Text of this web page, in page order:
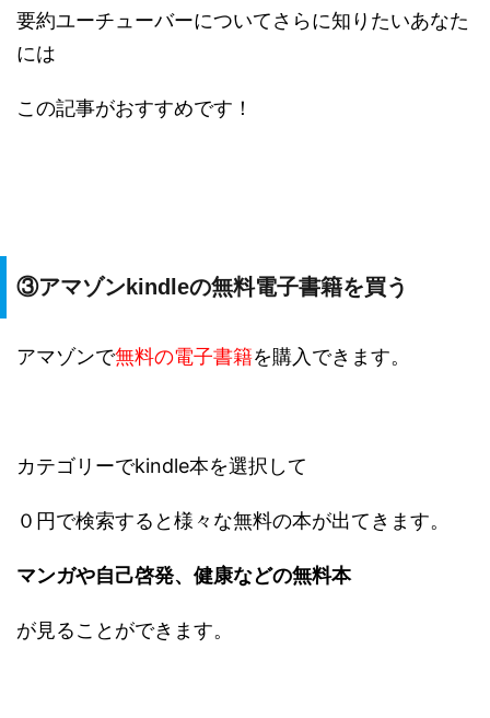
要約ユーチューバーについてさらに知りたいあなた
には
この記事がおすすめです！
③アマゾンkindleの無料電子書籍を買う
アマゾンで無料の電子書籍を購入できます。
カテゴリーでkindle本を選択して
０円で検索すると様々な無料の本が出てきます。
マンガや自己啓発、健康などの無料本
が見ることができます。